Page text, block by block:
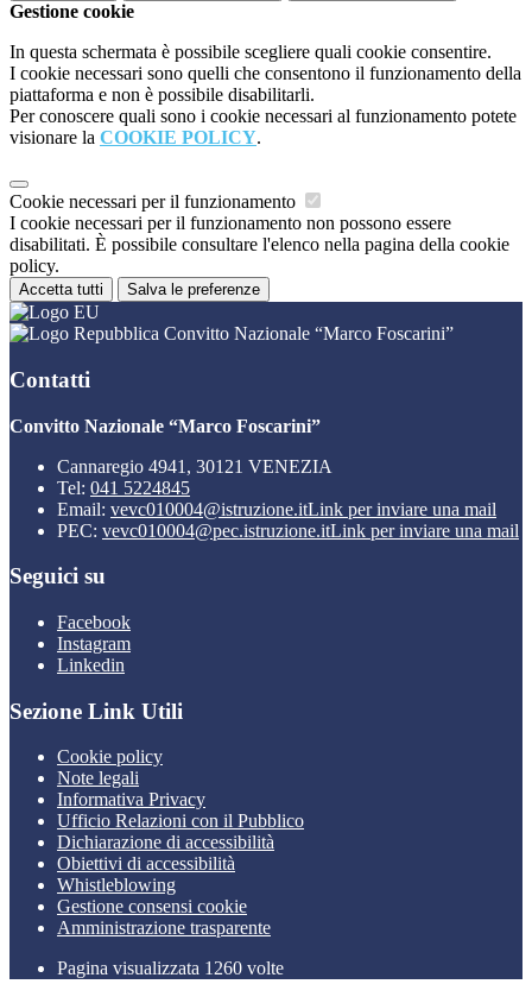
Gestione cookie
In questa schermata è possibile scegliere quali cookie consentire.
I cookie necessari sono quelli che consentono il funzionamento della
piattaforma e non è possibile disabilitarli.
Per conoscere quali sono i cookie necessari al funzionamento potete
visionare la COOKIE POLICY.
Cookie necessari per il funzionamento
I cookie necessari per il funzionamento non possono essere
disabilitati. È possibile consultare l'elenco nella pagina della cookie
policy.
Accetta tutti Salva le preferenze
Convitto Nazionale “Marco Foscarini”
Contatti
Convitto Nazionale “Marco Foscarini”
Cannaregio 4941, 30121 VENEZIA
Tel: 041 5224845
Email: vevc010004@istruzione.itLink per inviare una mail
PEC: vevc010004@pec.istruzione.itLink per inviare una mail
Seguici su
Facebook
Instagram
Linkedin
Sezione Link Utili
Cookie policy
Note legali
Informativa Privacy
Ufficio Relazioni con il Pubblico
Dichiarazione di accessibilità
Obiettivi di accessibilità
Whistleblowing
Gestione consensi cookie
Amministrazione trasparente
Pagina visualizzata 1260 volte